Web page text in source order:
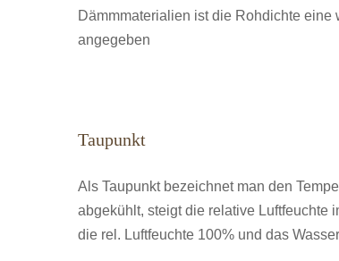
Dämmmaterialien ist die Rohdichte
angegeben
Taupunkt
Als Taupunkt bezeichnet man den
abgekühlt, steigt die relative Luftfeuchte
die rel. Luftfeuchte 100% und das